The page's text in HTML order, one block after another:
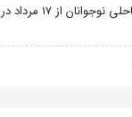
اردوی تیم ملی